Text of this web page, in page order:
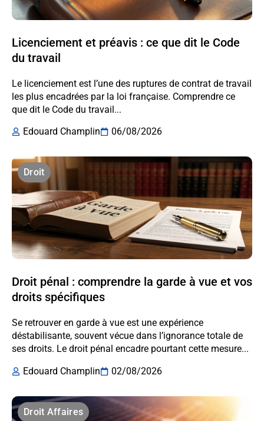
Licenciement et préavis : ce que dit le Code
du travail
Le licenciement est l’une des ruptures de contrat de travail
les plus encadrées par la loi française. Comprendre ce
que dit le Code du travail...
Edouard Champlin
06/08/2026
Droit
Droit pénal : comprendre la garde à vue et vos
droits spécifiques
Se retrouver en garde à vue est une expérience
déstabilisante, souvent vécue dans l’ignorance totale de
ses droits. Le droit pénal encadre pourtant cette mesure...
Edouard Champlin
02/08/2026
Droit Affaires